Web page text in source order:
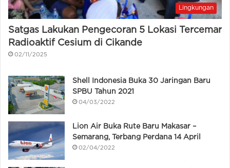
Lingkungan
Satgas Lakukan Pengecoran 5 Lokasi Tercemar
Radioaktif Cesium di Cikande
02/11/2025
Shell Indonesia Buka 30 Jaringan Baru
SPBU Tahun 2021
04/03/2022
Lion Air Buka Rute Baru Makasar –
Semarang, Terbang Perdana 14 April
02/04/2022